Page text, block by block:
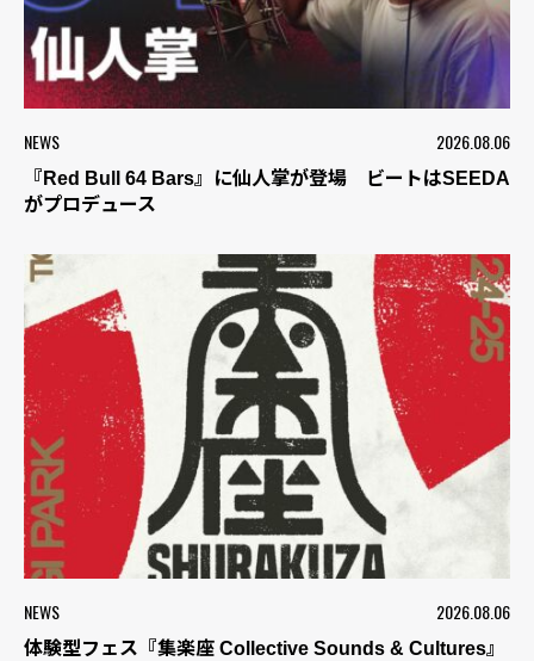
NEWS 2026.08.06
『Red Bull 64 Bars』に仙人掌が登場 ビートはSEEDA
がプロデュース
NEWS 2026.08.06
体験型フェス『集楽座 Collective Sounds & Cultures』